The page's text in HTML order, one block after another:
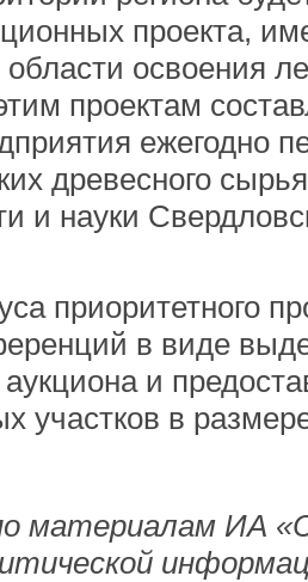
проекта,
области освоения
проектам
ежегодно
древесного
и науки
приоритетного
в виде
и
участков в
материалам ИА